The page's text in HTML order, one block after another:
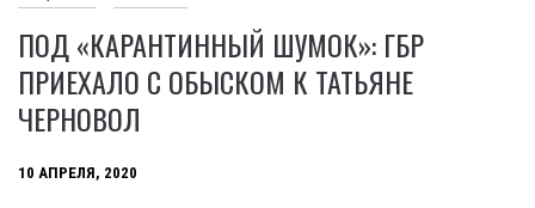
ПОД «КАРАНТИННЫЙ ШУМОК»: ГБР
ПРИЕХАЛО С ОБЫСКОМ К ТАТЬЯНЕ
ЧЕРНОВОЛ
10 АПРЕЛЯ, 2020